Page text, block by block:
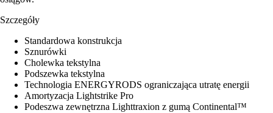
Szczegóły
Standardowa konstrukcja
Sznurówki
Cholewka tekstylna
Podszewka tekstylna
Technologia ENERGYRODS ograniczająca utratę energii
Amortyzacja Lightstrike Pro
Podeszwa zewnętrzna Lighttraxion z gumą Continental™